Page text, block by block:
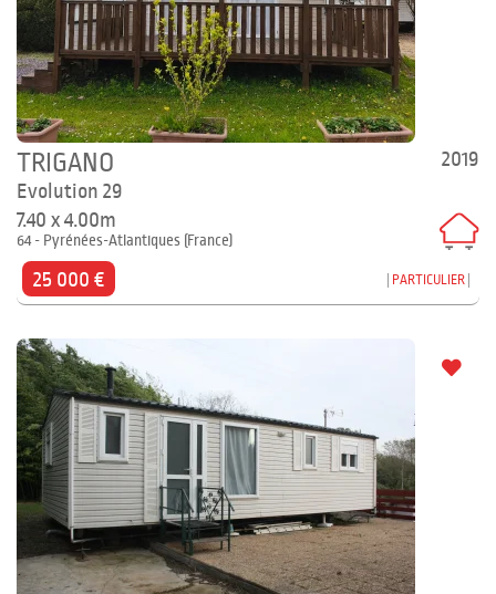
2019
TRIGANO
Evolution 29
7.40 x 4.00m
64 - Pyrénées-Atlantiques (France)
25 000 € PARTICULIER